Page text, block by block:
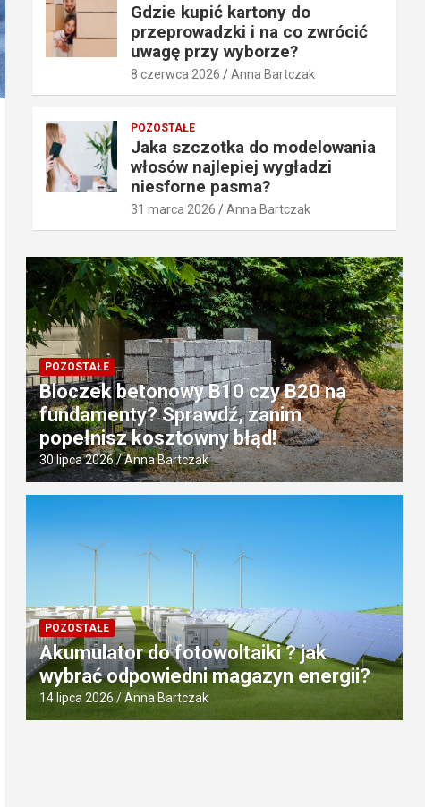
Gdzie kupić kartony do
przeprowadzki i na co zwrócić
uwagę przy wyborze?
8 czerwca 2026 Anna Bartczak
POZOSTAŁE
Jaka szczotka do modelowania
włosów najlepiej wygładzi
niesforne pasma?
31 marca 2026 Anna Bartczak
POZOSTAŁE
Bloczek betonowy B10 czy B20 na
fundamenty? Sprawdź, zanim
popełnisz kosztowny błąd!
30 lipca 2026 Anna Bartczak
POZOSTAŁE
Akumulator do fotowoltaiki ? jak
wybrać odpowiedni magazyn energii?
14 lipca 2026 Anna Bartczak